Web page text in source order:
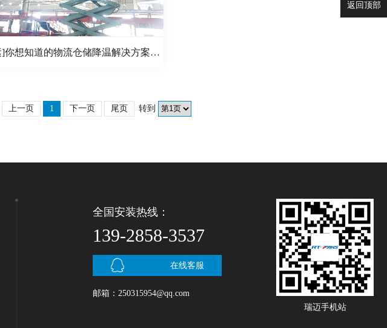
[中外运]你想知道的物流仓储降温解决方案，瑞泰风都有
上一页 1 下一页 尾页 转到
全国安装热线：
139-2858-3537
在线客服
邮箱：250315954@qq.com
瑞迈手机站
返回顶部